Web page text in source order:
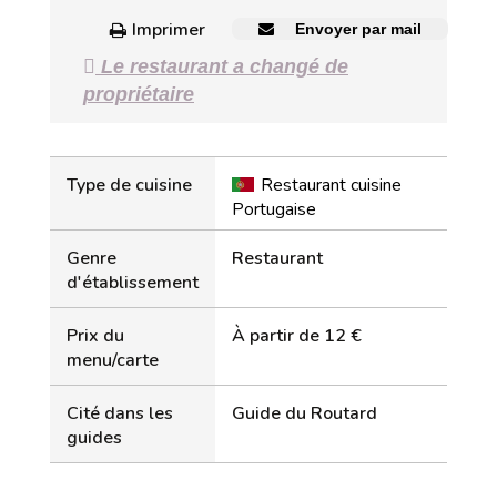
Imprimer Envoyer par mail
Le restaurant a changé de
propriétaire
Type de cuisine
Restaurant cuisine
Portugaise
Genre
d'établissement
Restaurant
Prix du
menu/carte
À partir de 12 €
Cité dans les
guides
Guide du Routard